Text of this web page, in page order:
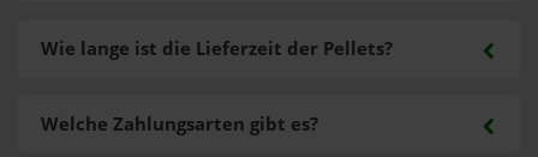
Welche Zahlungsarten gibt es?
Wie lange ist die Lieferzeit der Pellets?